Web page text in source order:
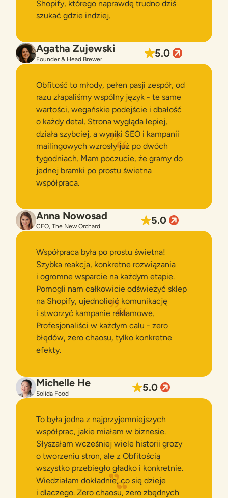
Shopify, którego naprawdę trudno dziś
szukać gdzie indziej.
Agatha Zujewski
Founder & Head Brewer 5.0
Obfitość to młody, pełen pasji zespół, od
razu złapaliśmy wspólny język - te same
wartości, wegańskie podejście i dbałość
o każdy detal. Strona wygląda lepiej,
działa szybciej, a wyniki SEO i kampanii
mailingowych wzrosły już po dwóch
tygodniach. Mam poczucie, że gramy do
jednej bramki po prostu świetna
współpraca.
Anna Nowosad
CEO, The New Orchard 5.0
Współpraca była po prostu świetna!
Szybka reakcja, konkretne rozwiązania
i ogromne wsparcie na każdym etapie.
Pomogli nam całkowicie odświeżyć sklep
na Shopify, ujednolicić komunikację
i stworzyć kampanie reklamowe.
Profesjonaliści w każdym calu - zero
błędów, zero chaosu, tylko konkretne
efekty.
Michelle He
Solida Food 5.0
To była jedna z najprzyjemniejszych
współprac, jakie miałam w biznesie.
Słyszałam wcześniej wiele historii grozy
o tworzeniu stron, ale z Obfitością
wszystko przebiegło gładko i konkretnie.
Wiedziałam dokładnie, co się dzieje
i dlaczego. Zero chaosu, zero zbędnych